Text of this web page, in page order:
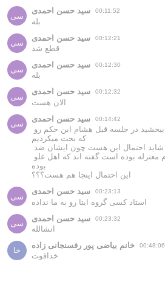
سی
سید حسن احمدی 00:11:52
بله
سی
سید حسن احمدی 00:12:21
قطع شد
سی
سید حسن احمدی 00:12:30
بله
سی
سید حسن احمدی 00:12:32
الان هست
سی
سید حسن احمدی 00:14:42
که بحث میکردیم
بوده
این احتمال اینجا هم هست؟؟؟
سی
سید حسن احمدی 00:23:13
استاد کسی گروه ایتا رو به ما نداده
سی
سید حسن احمدی 00:23:32
انشالله
خا
خانم بیاضی پور رفسنجانی زاده 00:48:06
خداقوت